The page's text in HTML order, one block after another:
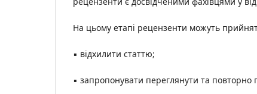
На цьому етапі рецензенти можуть
▪ відхилити статтю;
▪ запропонувати переглянути та повторно